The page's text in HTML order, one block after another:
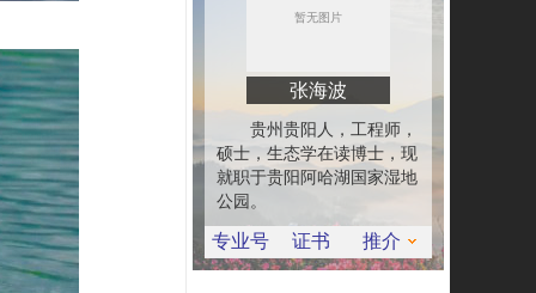
张海波
贵州贵阳人，工程师，
硕士，生态学在读博士，现
就职于贵阳阿哈湖国家湿地
公园。
专业号 证书 推介